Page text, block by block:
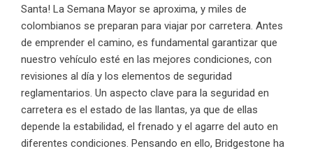
Santa! La Semana Mayor se aproxima, y miles de
colombianos se preparan para viajar por carretera. Antes
de emprender el camino, es fundamental garantizar que
nuestro vehículo esté en las mejores condiciones, con
revisiones al día y los elementos de seguridad
reglamentarios. Un aspecto clave para la seguridad en
carretera es el estado de las llantas, ya que de ellas
depende la estabilidad, el frenado y el agarre del auto en
diferentes condiciones. Pensando en ello, Bridgestone ha